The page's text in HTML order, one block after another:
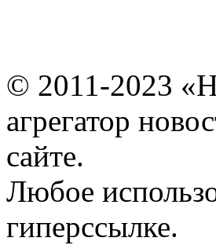
© 2011-2023
агрегатор
сайте.
Любое
гиперссылке.